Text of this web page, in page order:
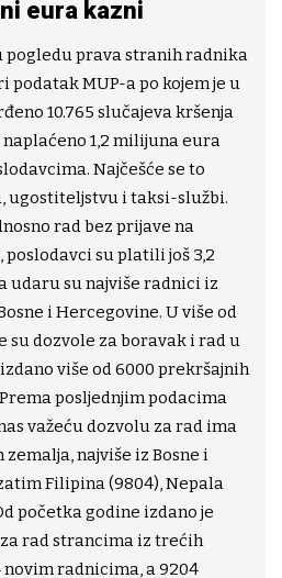
eura kazni
pogledu prava stranih radnika
podatak MUP-a po kojem je u
10.765 slučajeva kršenja
1,2 milijuna eura
Najčešće se to
ugostiteljstvu i taksi-službi.
rad bez prijave na
su platili još 3,2
udaru su najviše radnici iz
i Hercegovine. U više od
su dozvole za boravak i rad u
više od 6000 prekršajnih
posljednjim podacima
važeću dozvolu za rad ima
najviše iz Bosne i
Filipina (9804), Nepala
početka godine izdano je
rad strancima iz trećih
novim radnicima, a 9204